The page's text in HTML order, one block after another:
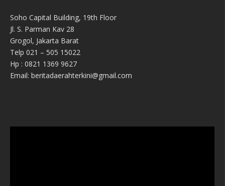
Soho Capital Building, 19th Floor
Jl. S. Parman Kav 28
Grogol, Jakarta Barat
Telp 021 – 505 15022
Hp : 0821 1369 9627
Email: beritadaerahterkini@gmail.com